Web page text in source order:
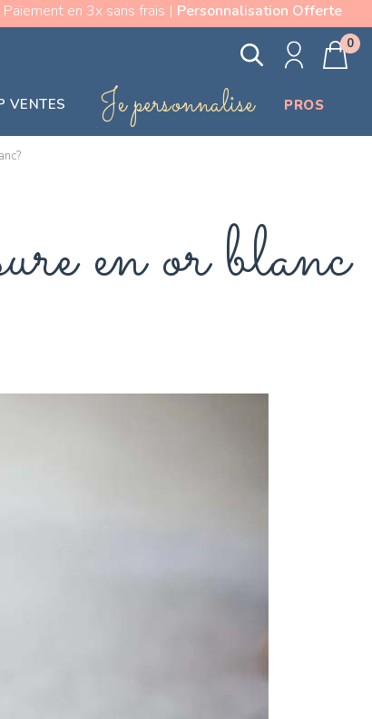
en 3x sans frais | Personnalisation Offerte
VENTES Je personnalise PROS
0
en or blanc